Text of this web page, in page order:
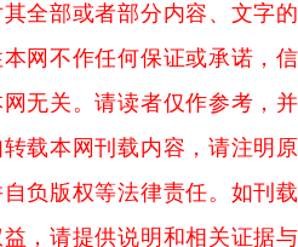
全部或者部分内容、文字的
网不作任何保证或承诺，信
无关。请读者仅作参考，并
载本网刊载内容，请注明原
负版权等法律责任。如刊载
，请提供说明和相关证据与